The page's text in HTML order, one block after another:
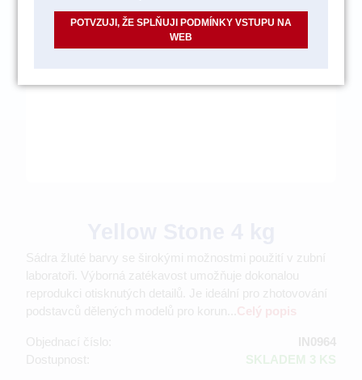
Sádra žluté barvy se širokými možnostmi použití v zubní
laboratoři. Výborná zatékavost umožňuje dokonalou
reprodukci otisknutých detailů. Je ideální pro zhotovování
podstavců dělených modelů pro korun...
Objednací číslo:
IN0964
Dostupnost:
SKLADEM 3 KS
POTVZUJI, ŽE SPLŇUJI PODMÍNKY VSTUPU NA
WEB